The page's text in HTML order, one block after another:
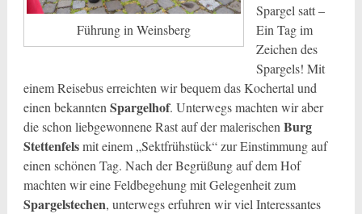
Führung in Weinsberg
Spargel satt –
Ein Tag im
Zeichen des
Spargels! Mit
einem Reisebus erreichten wir bequem das Kochertal und
einen bekannten Spargelhof. Unterwegs machten wir aber
die schon liebgewonnene Rast auf der malerischen Burg
Stettenfelsmit einem „Sektfrühstück“ zur Einstimmung auf
einen schönen Tag. Nach der Begrüßung auf dem Hof
machten wir eine Feldbegehung mit Gelegenheit zum
Spargelstechen, unterwegs erfuhren wir viel Interessantes